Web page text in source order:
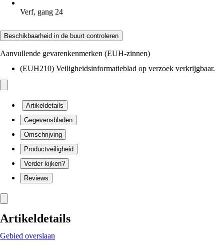
Verf, gang 24
Beschikbaarheid in de buurt controleren
Aanvullende gevarenkenmerken (EUH-zinnen)
(EUH210) Veiligheidsinformatieblad op verzoek verkrijgbaar.
Artikeldetails
Gegevensbladen
Omschrijving
Productveiligheid
Verder kijken?
Reviews
Artikeldetails
Gebied overslaan